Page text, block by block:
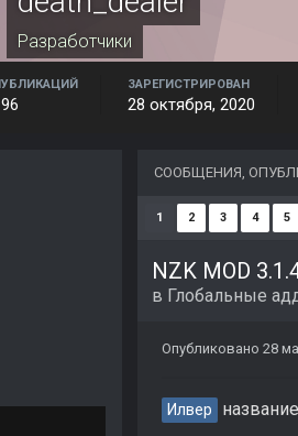
Разработчики
ЗАРЕГИСТРИРОВАН
28 октября, 2020
СООБЩЕНИЯ,
1 2 3 4 5
в Глобальные
Опубликовано 28
Илвер